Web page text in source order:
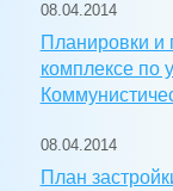
08.04.2014
Планировки и
комплексе по
08.04.2014
План